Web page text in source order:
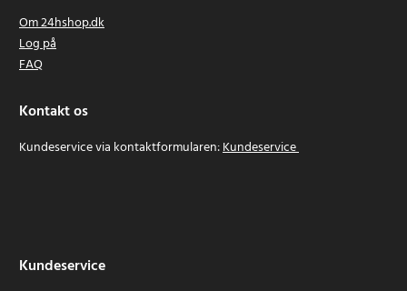
Om 24hshop.dk
Log på
FAQ
Kontakt os
Kundeservice via kontaktformularen:Kundeservice
Kundeservice